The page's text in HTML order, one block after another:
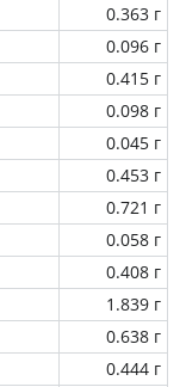
0.363 г
0.096 г
0.415 г
0.098 г
0.045 г
0.453 г
0.721 г
0.058 г
0.408 г
1.839 г
0.638 г
0.444 г